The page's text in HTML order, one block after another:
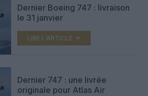
Dernier Boeing 747 : livraison
le 31 janvier
LIRE L'ARTICLE
Dernier 747 : une livrée
originale pour Atlas Air